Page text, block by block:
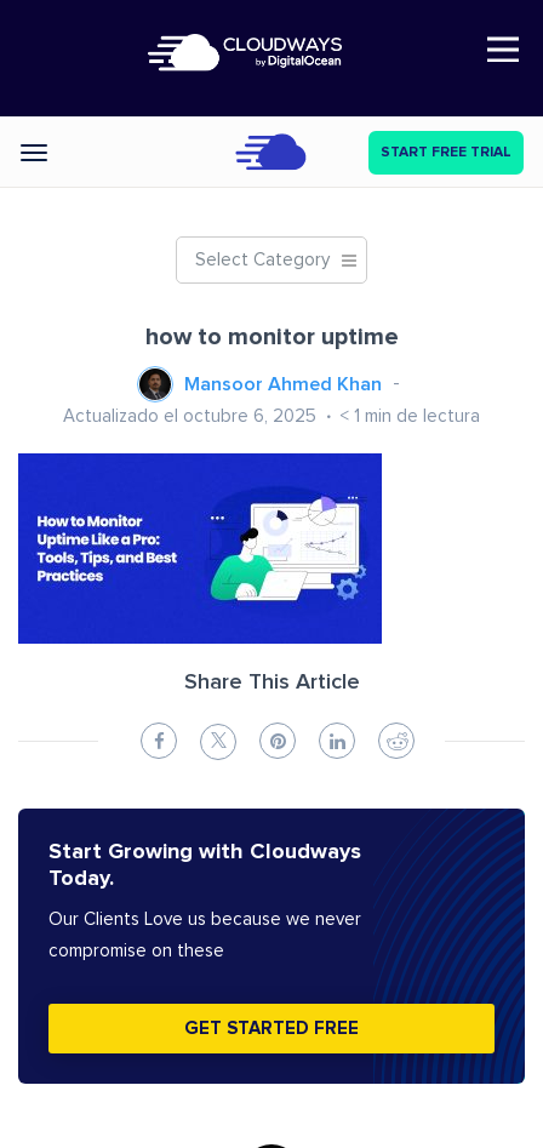
Open Nav
Categories START FREE TRIAL
Select Category
how to monitor uptime
Mansoor Ahmed Khan
Actualizado el octubre 6, 2025 < 1 min de lectura
Share This Article
Start Growing with Cloudways
Today.
Our Clients Love us because we never
compromise on these
GET STARTED FREE